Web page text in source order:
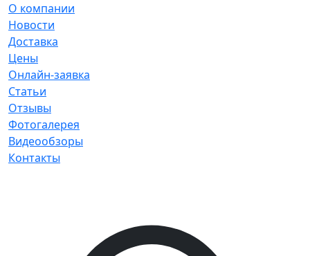
О компании
Новости
Доставка
Цены
Онлайн-заявка
Статьи
Отзывы
Фотогалерея
Видеообзоры
Контакты